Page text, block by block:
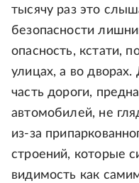
тысячу раз это
безопасности
опасность, кстати,
улицах, а во дворах.
часть дороги,
автомобилей, не
из-за
строений, которые
видимость как